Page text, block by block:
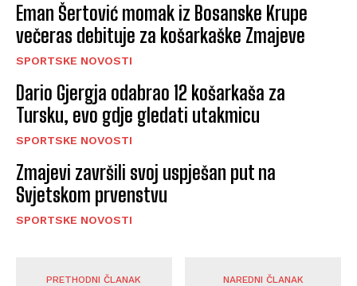
Eman Šertović momak iz Bosanske Krupe
večeras debituje za košarkaške Zmajeve
SPORTSKE NOVOSTI
Dario Gjergja odabrao 12 košarkaša za
Tursku, evo gdje gledati utakmicu
SPORTSKE NOVOSTI
Zmajevi završili svoj uspješan put na
Svjetskom prvenstvu
SPORTSKE NOVOSTI
PRETHODNI ČLANAK NAREDNI ČLANAK